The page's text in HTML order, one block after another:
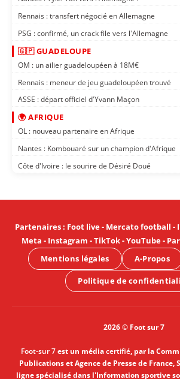
Rennais : transfert négocié en Allemagne
PSG : confirmé, un crack file vers l'Allemagne
🇬🇵 GUADELOUPE
OM : un ailier guadeloupéen à 18M€
Rennais : meneur de jeu guadeloupéen trouvé
ASSE : départ officiel d'Yvann Maçon
🌍 AFRIQUE
OL : nouveau partenaire en Afrique
Nantes : Kombouaré sur un champion d'Afrique
Côte d'Ivoire : le sourire de Désiré Doué
Partenaires: Foot live- Mercato football -
Meta - Instagram -TikTok-YouTube-
Mentions légales
A-Propos
Politique de
2026 © Foot sur 7
Foot-sur 7est un médiacertifié, par la
Publications et Agence de Presse de France,
ligne spécialisé dans l'Information sportive